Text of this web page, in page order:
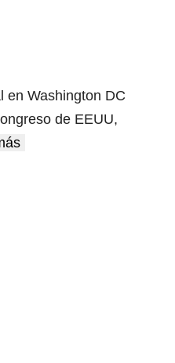
en Washington DC
de EEUU,